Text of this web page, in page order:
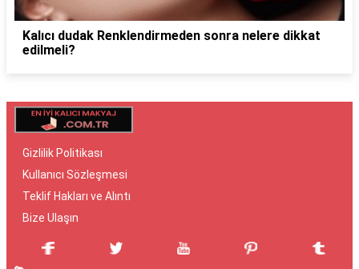
Kalıcı dudak Renklendirmeden sonra nelere dikkat
edilmeli?
Gizlilik Politikası
Kullanıcı Sözleşmesi
Teklif Hakları ve Alıntı
Bize Ulaşın